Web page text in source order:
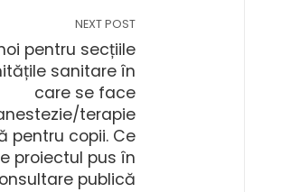
NEXT POST
pentru secțiile
sanitare în
care se face
terapie
pentru copii. Ce
proiectul pus în
publică